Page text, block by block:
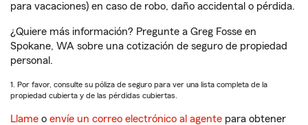
para vacaciones) en caso de robo, daño accidental o pérdida.
¿Quiere más información? Pregunte a Greg Fosse en
Spokane, WA sobre una cotización de seguro de propiedad
personal.
1. Por favor, consulte su póliza de seguro para ver una lista completa de la
propiedad cubierta y de las pérdidas cubiertas.
Llame o envíe un correo electrónico al agente para obtener